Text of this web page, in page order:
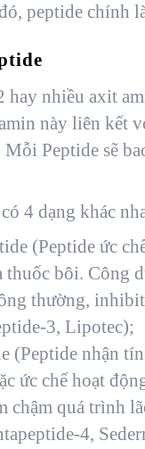
peptide chính
hay nhiều axit
này liên kết
Peptide sẽ
4 dạng khác
(Peptide ức
bôi. Công
thường,
3, Lipotec);
(Peptide nhận
ức chế hoạt
chậm quá trình
4,